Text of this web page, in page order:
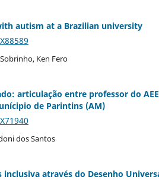
autism at a Brazilian university
Ken Fero
articulação entre professor do
de Parintins (AM)
dos Santos
inclusiva através do Desenho